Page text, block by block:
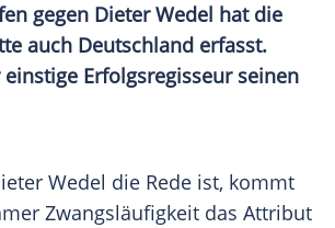
gegen Dieter Wedel hat die
auch Deutschland erfasst.
Erfolgsregisseur seinen
Wedel die Rede ist, kommt
Zwangsläufigkeit das Attribut